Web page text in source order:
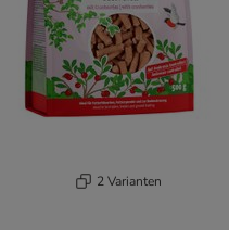
2 Varianten